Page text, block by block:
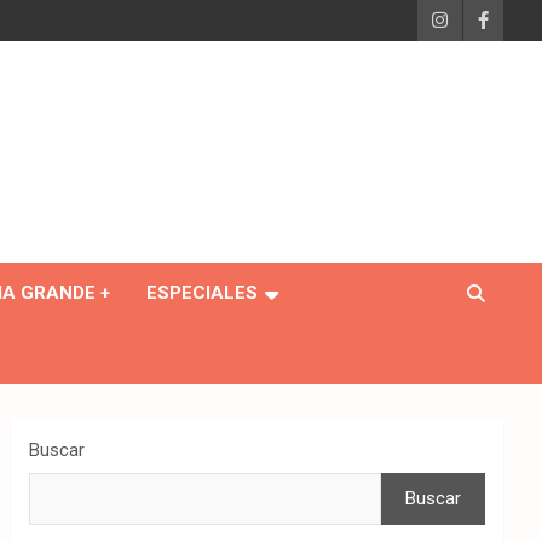
GRANDE + ESPECIALES
Buscar
Buscar